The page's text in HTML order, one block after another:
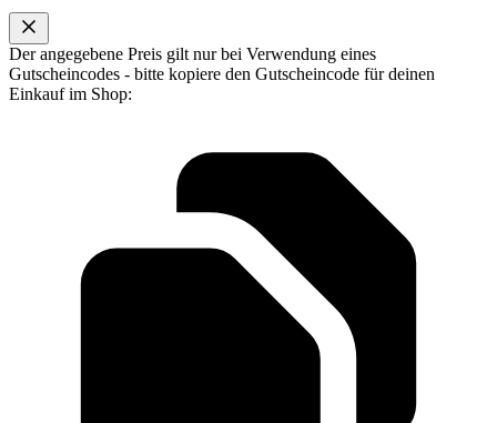
Der angegebene Preis gilt nur bei Verwendung eines
Gutscheincodes - bitte kopiere den Gutscheincode für deinen
Einkauf im Shop: